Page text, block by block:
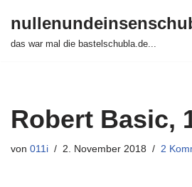
Zum
das war mal die bastelschubla.de...
Robert Basic,
von 011i 2. November 2018 2